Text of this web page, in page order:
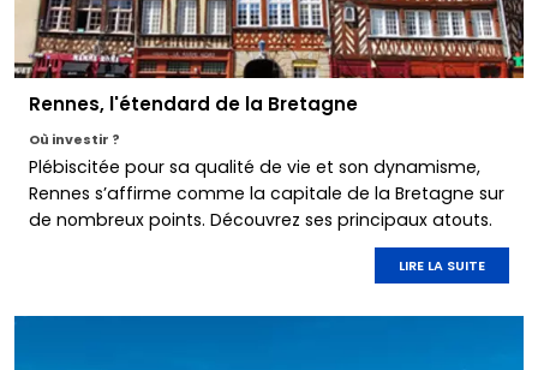
Rennes, l'étendard de la Bretagne
Où investir ?
Plébiscitée pour sa qualité de vie et son dynamisme,
Rennes s’affirme comme la capitale de la Bretagne sur
de nombreux points. Découvrez ses principaux atouts.
LIRE LA SUITE